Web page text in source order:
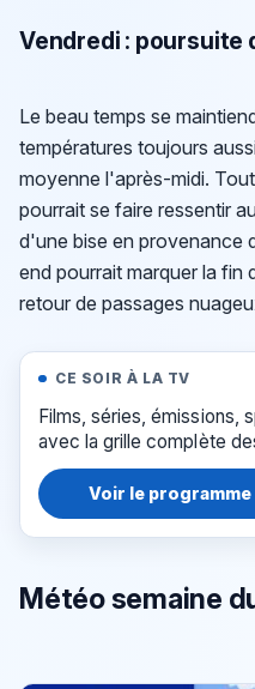
Vendredi : poursuite
Le beau temps se
températures toujours
moyenne l'après-midi.
pourrait se faire ressentir
d'une bise en provenance
end pourrait marquer la fin
retour de passages
CE SOIR À LA TV
Films, séries, émissions,
avec la grille complète
Voir le
Météo semaine